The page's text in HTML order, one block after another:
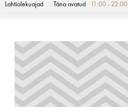
Lahtiolekuajad Täna avatud 11:00 - 22:00